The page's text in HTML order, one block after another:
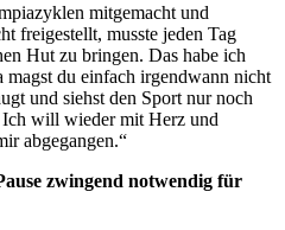
mitgemacht und
freigestellt, musste jeden Tag
Hut zu bringen. Das habe ich
magst du einfach irgendwann nicht
und siehst den Sport nur noch
will wieder mit Herz und
abgegangen.“
zwingend notwendig für